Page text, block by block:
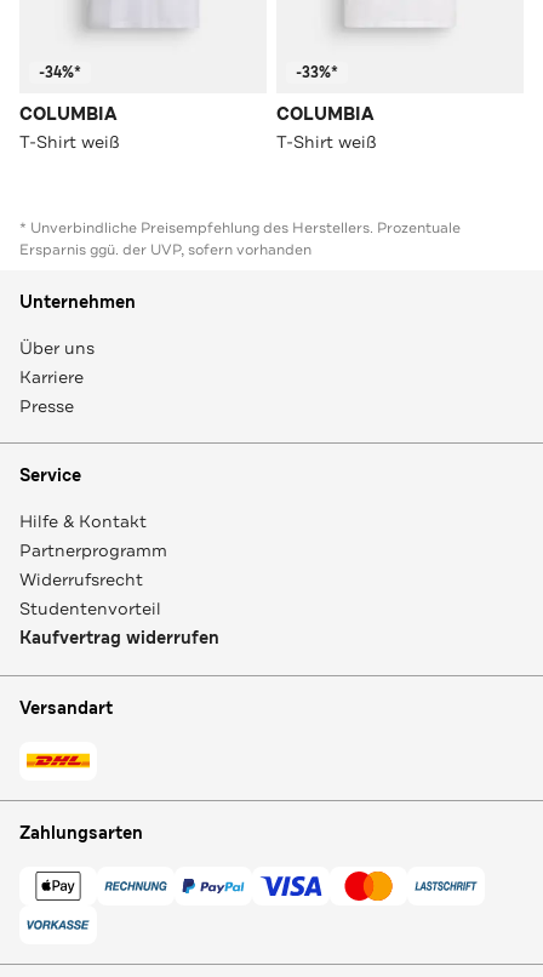
-34%*
COLUMBIA
T-Shirt weiß
-33%*
COLUMBIA
T-Shirt weiß
* Unverbindliche Preisempfehlung des Herstellers. Prozentuale
Ersparnis ggü. der UVP, sofern vorhanden
Unternehmen
Über uns
Karriere
Presse
Service
Hilfe & Kontakt
Partnerprogramm
Widerrufsrecht
Studentenvorteil
Kaufvertrag widerrufen
Versandart
Zahlungsarten